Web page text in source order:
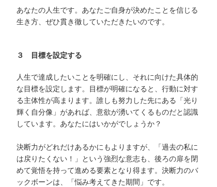
あなたの人生です。あなたご自身が決めたことを信じる
生き方、ぜひ貫き徹していただきたいのです。
３ 目標を設定する
人生で達成したいことを明確にし、それに向けた具体的
な目標を設定します。目標が明確になると、行動に対す
る主体性が高まります。誰しも努力した先にある「光り
輝く自分像」があれば、意欲が湧いてくるものだと認識
しています。あなたにはいかがでしょうか？
決断力がどれだけあるかにもよりますが、「過去の私に
は戻りたくない！」という強烈な意志も、後ろの扉を閉
めて覚悟を持って進める要素となり得ます。決断力のバ
ックボーンは、「悩み考えてきた期間」です。